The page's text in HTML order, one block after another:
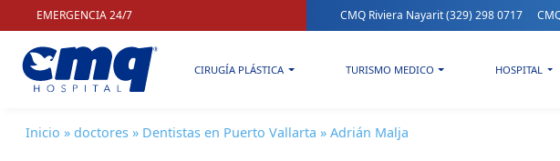
EMERGENCIA 24/7 CMQ Riviera Nayarit(329) 298 0717
CIRUGÍA PLÁSTICA TURISMO MEDICO HOSPITAL
Inicio » doctores » Dentistas en Puerto Vallarta » Adrián Malja